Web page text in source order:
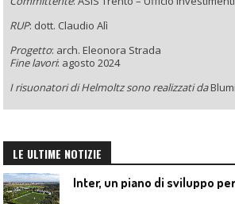
RUP: dott. Claudio Alì
Progetto: arch. Eleonora Strada
Fine lavori: agosto 2024
I risuonatori di Helmoltz sono realizzati da
LE ULTIME NOTIZIE